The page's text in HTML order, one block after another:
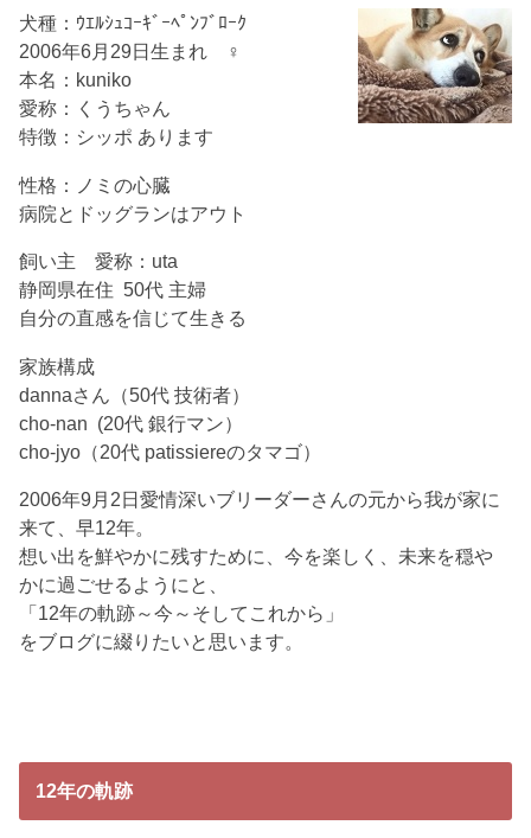
犬種：ｳｴﾙｼｭｺｰｷﾞｰﾍﾟﾝﾌﾞﾛｰｸ
2006年6月29日生まれ ♀
本名：kuniko
愛称：くうちゃん
特徴：シッポ あります
性格：ノミの心臓
病院とドッグランはアウト
飼い主 愛称：uta
静岡県在住 50代 主婦
自分の直感を信じて生きる
家族構成
dannaさん（50代 技術者）
cho-nan (20代 銀行マン）
cho-jyo（20代 patissiereのタマゴ）
2006年9月2日愛情深いブリーダーさんの元から我が家に
来て、早12年。
想い出を鮮やかに残すために、今を楽しく、未来を穏や
かに過ごせるようにと、
「12年の軌跡～今～そしてこれから」
をブログに綴りたいと思います。
12年の軌跡